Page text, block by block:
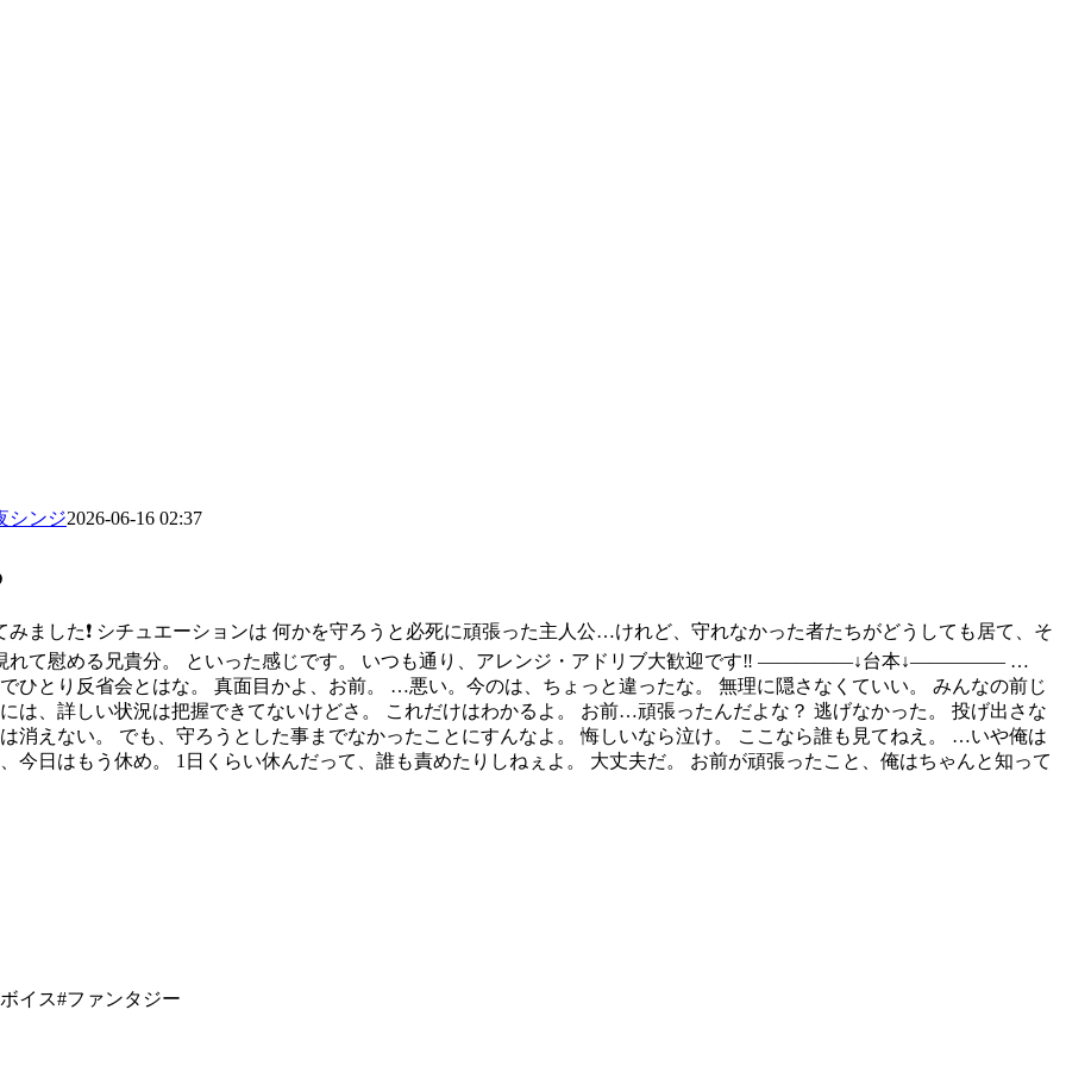
シンジ2026-06-16 02:37
ました❗ シチュエーションは 何かを守ろうと必死に頑張った主人公…けれど、守れなかった者たちがどうしても居て、そ
現れて慰める兄貴分。 といった感じです。 いつも通り、アレンジ・アドリブ大歓迎です‼️ ―――――↓台本↓――――― …
ひとり反省会とはな。 真面目かよ、お前。 …悪い。今のは、ちょっと違ったな。 無理に隠さなくていい。 みんなの前じ
、詳しい状況は把握できてないけどさ。 これだけはわかるよ。 お前…頑張ったんだよな？ 逃げなかった。 投げ出さな
消えない。 でも、守ろうとした事までなかったことにすんなよ。 悔しいなら泣け。 ここなら誰も見てねえ。 …いや俺は
今日はもう休め。 1日くらい休んだって、誰も責めたりしねぇよ。 大丈夫だ。 お前が頑張ったこと、俺はちゃんと知って
イス#ファンタジー